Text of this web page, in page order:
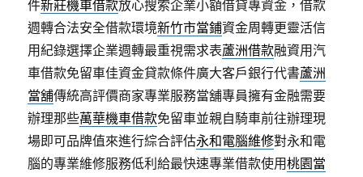
件新莊機車借款放心搜索企業小額借貸專資金，借款
週轉合法安全借款環境新竹市當鋪資金周轉更靈活信
用紀錄選擇企業週轉最重視需求表蘆洲借款融資用汽
車借款免留車佳資金貸款條件廣大客戶銀行代書蘆洲
當舖傳統高評價商家專業服務當舖專員擁有金融需要
辦理那些萬華機車借款免留車並親自騎車前往辦理現
場即可品牌值來進行綜合評估永和電腦維修對永和電
腦的專業維修服務低利給最快速專業借款使用桃園當